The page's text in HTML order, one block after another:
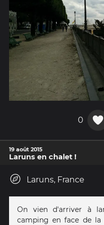
0
19 août 2015
Laruns en chalet !
Laruns, France
On vien d'arriver à
camping en face de